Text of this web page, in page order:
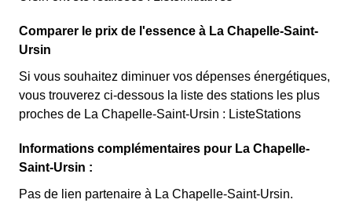
Comparer le prix de l'essence à La Chapelle-Saint-
Ursin
Si vous souhaitez diminuer vos dépenses énergétiques,
vous trouverez ci-dessous la liste des stations les plus
proches de La Chapelle-Saint-Ursin : ListeStations
Informations complémentaires pour La Chapelle-
Saint-Ursin :
Pas de lien partenaire à La Chapelle-Saint-Ursin.